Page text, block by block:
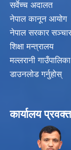
सर्वेच्च अदालत
नेपाल कानून आयोग
नेपाल सरकार
शिक्षा मन्त्रालय
मल्लरानी
डाउनलोड गर्नुहोस्
कार्यालय